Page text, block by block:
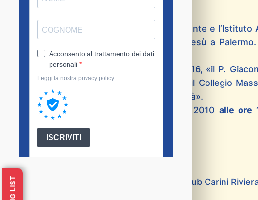
Il Lions Club Carini Riviera Palermo Ponente e
Collegio Massimo della Compagnia di Gesù a
artistiche”.
Come scriveva Gaspare Palermo nel 1816, «il P.
alcune case nel Cassero, ove fabbricò il Collegio
una delle migliori fabbriche di questa città».
L’incontro avrà luogo
2010 alle ore
PROGRAMMA
Apertura dei lavori:
Salvo Blandano – Presidente del Lions Club Carini